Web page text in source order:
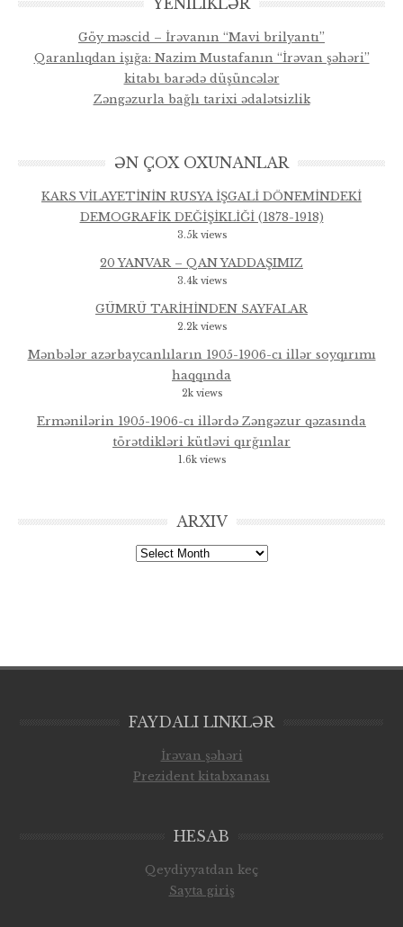
Göy məscid – İrəvanın “Mavi brilyantı”
Qaranlıqdan işığa: Nazim Mustafanın “İrəvan şəhəri”
kitabı barədə düşüncələr
Zəngəzurla bağlı tarixi ədalətsizlik
ƏN ÇOX OXUNANLAR
KARS VİLAYETİNİN RUSYA İŞGALİ DÖNEMİNDEKİ
DEMOGRAFİK DEĞİŞİKLİĞİ (1878-1918)
3.5k views
20 YANVAR – QAN YADDAŞIMIZ
3.4k views
GÜMRÜ TARİHİNDEN SAYFALAR
2.2k views
Mənbələr azərbaycanlıların 1905-1906-cı illər soyqırımı
haqqında
2k views
Ermənilərin 1905-1906-cı illərdə Zəngəzur qəzasında
törətdikləri kütləvi qırğınlar
1.6k views
ARXIV
Arxiv
FAYDALI LINKLƏR
İrəvan şəhəri
Prezident kitabxanası
HESAB
Qeydiyyatdan keç
Sayta giriş